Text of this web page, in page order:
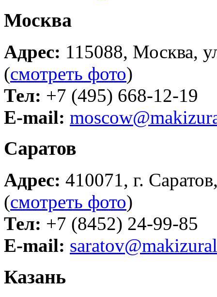
Москва
Адрес: 115088, Москва,
(смотреть фото)
Тел: +7 (495) 668-12-19
E-mail:
Саратов
Адрес: 410071, г.
(смотреть фото)
Тел: +7 (8452) 24-99-85
E-mail:
Казань